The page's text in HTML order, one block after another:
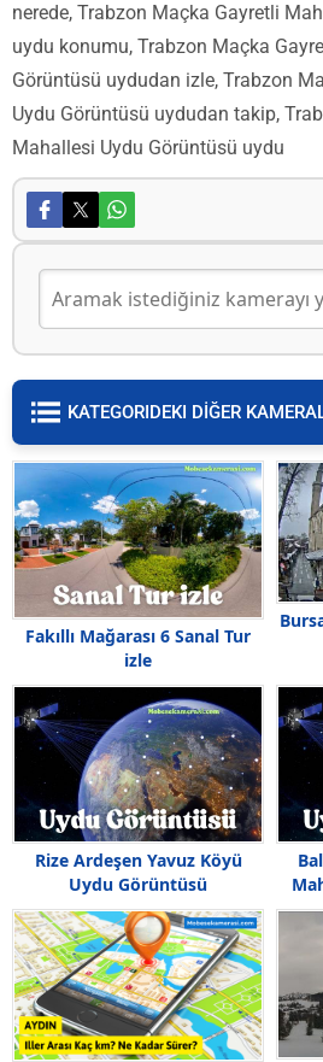
nerede, Trabzon Maçka Gayretli
uydu konumu, Trabzon Maçka
Görüntüsü uydudan izle, Trabzon
Uydu Görüntüsü uydudan takip,
Mahallesi Uydu Görüntüsü uydu
KATEGORIDEKI DİĞER
Fakıllı Mağarası 6 Sanal Tur
izle
Rize Ardeşen Yavuz Köyü
Uydu Görüntüsü